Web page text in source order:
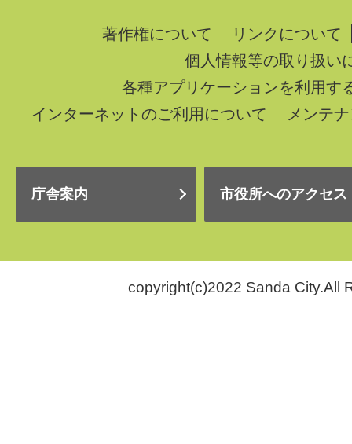
著作権について
リンクについて
個人情報等の取り扱い
各種アプリケーションを利用す
インターネットのご利用について
メンテ
庁舎案内 市役所へのアクセス
copyright(c)2022 Sanda City.All